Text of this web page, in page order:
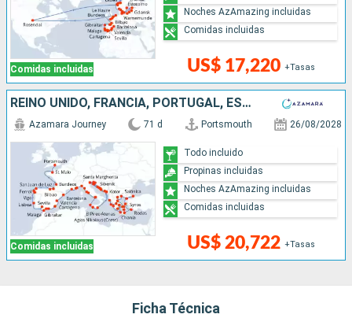
Comidas incluidas US$ 17,220 +Tasas
Noches AzAmazing incluidas
Comidas incluidas
REINO UNIDO, FRANCIA, PORTUGAL, ESPAÑA, MONACO, ITALIA, MONTENEGRO, ESLOVENIA, CROACIA, TURQUÍA, GRECIA
Comidas incluidas
Azamara Journey 71 d Portsmouth 26/08/2028
US$ 20,722 +Tasas
Todo incluido
Propinas incluidas
Noches AzAmazing incluidas
Comidas incluidas
Ficha Técnica